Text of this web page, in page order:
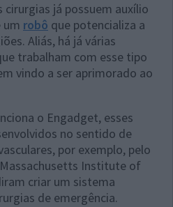
cirurgias já possuem auxílio
um robô que potencializa a
Aliás, há já várias
trabalham com esse tipo
vindo a ser aprimorado ao
o Engadget, esses
no sentido de
por exemplo, pelo
Institute of
criar um sistema
de emergência.